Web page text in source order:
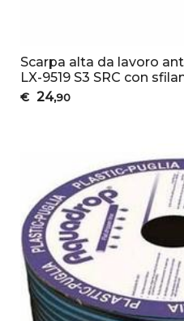
Scarpa alta da lavoro
LX-9519 S3 SRC con
€ 24,90